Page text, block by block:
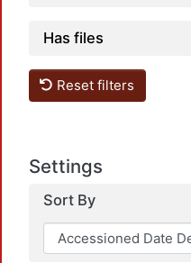
Has files
Reset filters
Settings
Sort By